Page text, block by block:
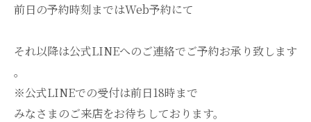
前日の予約時刻まではWeb予約にて
それ以降は公式LINEへのご連絡でご予約お承り致します
。
※公式LINEでの受付は前日18時まで
みなさまのご来店をお待ちしております。